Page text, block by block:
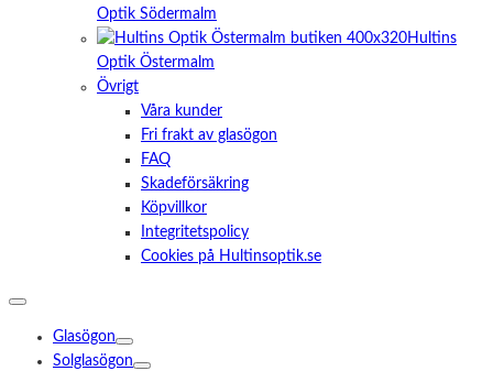
Optik Södermalm
Hultins
Optik Östermalm
Övrigt
Våra kunder
Fri frakt av glasögon
FAQ
Skadeförsäkring
Köpvillkor
Integritetspolicy
Cookies på Hultinsoptik.se
Glasögon
Solglasögon